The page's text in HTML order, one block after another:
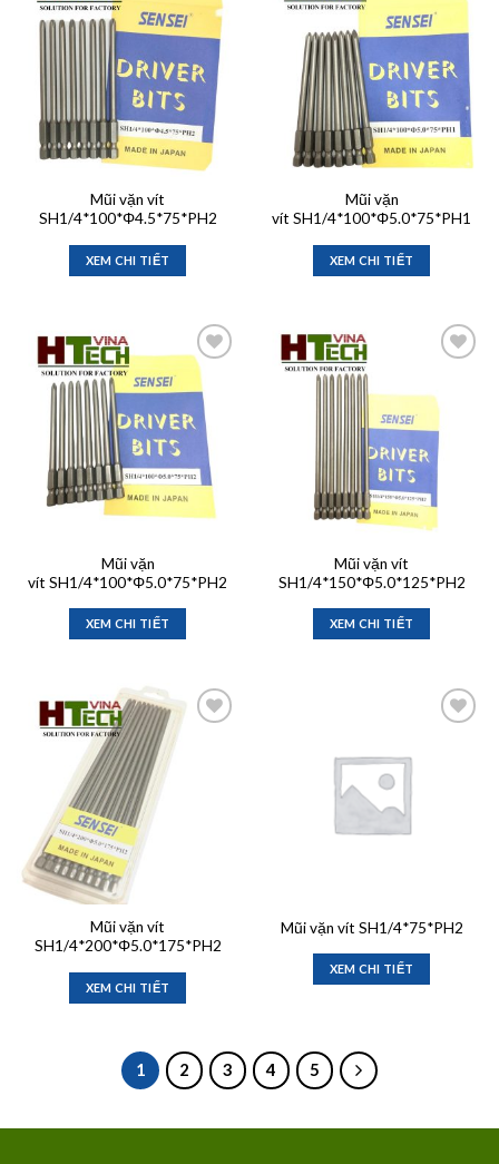
Add to
wishlist
Mũi vặn vít
SH1/4*100*Φ4.5*75*PH2
XEM CHI TIẾT
Add to
wishlist
Mũi vặn
vít SH1/4*100*Φ5.0*75*PH1
XEM CHI TIẾT
Add to
wishlist
Mũi vặn
vít SH1/4*100*Φ5.0*75*PH2
XEM CHI TIẾT
Mũi vặn vít
SH1/4*150*Φ5.0*125*PH2
XEM CHI TIẾT
Mũi vặn vít
SH1/4*200*Φ5.0*175*PH2
XEM CHI TIẾT
Mũi vặn vít SH1/4*75*PH2
XEM CHI TIẾT
1 2 3 4 5